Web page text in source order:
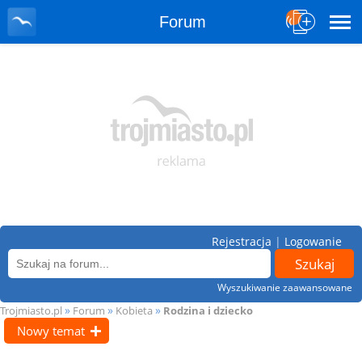
Forum
Wyszukiwanie zaawansowane
Rejestracja | Logowanie
Trojmiasto.pl » Forum » Kobieta » Rodzina i dziecko
Nowy temat